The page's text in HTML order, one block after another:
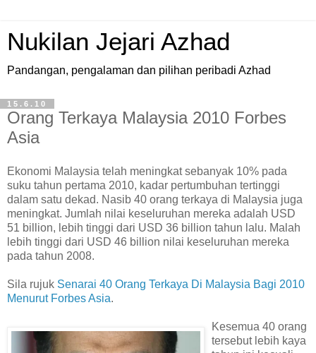
Nukilan Jejari Azhad
Pandangan, pengalaman dan pilihan peribadi Azhad
15.6.10
Orang Terkaya Malaysia 2010 Forbes
Asia
Ekonomi Malaysia telah meningkat sebanyak 10% pada
suku tahun pertama 2010, kadar pertumbuhan tertinggi
dalam satu dekad. Nasib 40 orang terkaya di Malaysia juga
meningkat. Jumlah nilai keseluruhan mereka adalah USD
51 billion, lebih tinggi dari USD 36 billion tahun lalu. Malah
lebih tinggi dari USD 46 billion nilai keseluruhan mereka
pada tahun 2008.
Sila rujuk Senarai 40 Orang Terkaya Di Malaysia Bagi 2010
Menurut Forbes Asia.
Kesemua 40 orang
tersebut lebih kaya